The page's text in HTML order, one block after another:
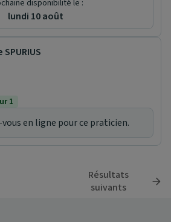
disponibilité le :
lundi 10 août
1
vous en ligne pour ce praticien.
Résultats
suivants